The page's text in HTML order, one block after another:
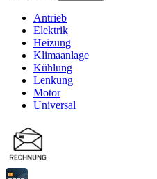
Antrieb
Elektrik
Heizung
Klimaanlage
Kühlung
Lenkung
Motor
Universal